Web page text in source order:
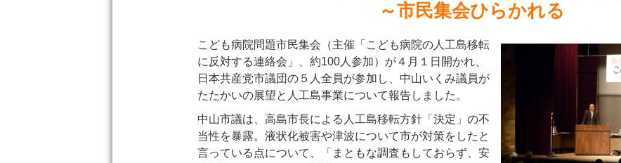
～市民集会ひらかれる
こども病院問題市民集会（主催「こども病院の人工島移転
に反対する連絡会」、約100人参加）が４月１日開かれ、
日本共産党市議団の５人全員が参加し、中山いくみ議員が
たたかいの展望と人工島事業について報告しました。
中山市議は、高島市長による人工島移転方針「決定」の不
当性を暴露。液状化被害や津波について市が対策をしたと
言っている点について、「まともな調査もしておらず、安